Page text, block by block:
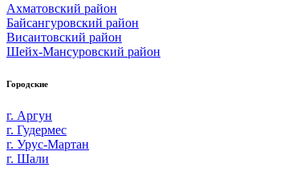
Ахматовский район
Байсангуровский район
Висаитовский район
Шейх-Мансуровский район
Городские
г. Аргун
г. Гудермес
г. Урус-Мартан
г. Шали